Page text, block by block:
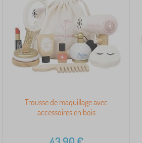
Trousse de maquillage avec
accessoires en bois